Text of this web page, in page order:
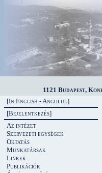
1121 Budapest,
[In English - Angolul]
[Bejelentkezés]
Az intézet
Szervezeti egységek
Oktatás
Munkatársak
Linkek
Publikációk